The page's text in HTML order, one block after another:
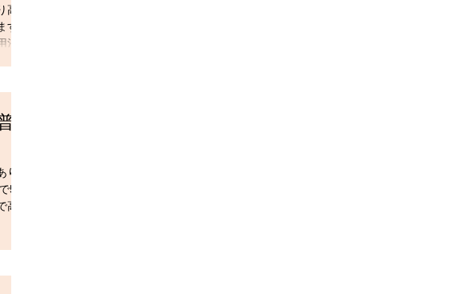
品
。
な
え
、
5回
く